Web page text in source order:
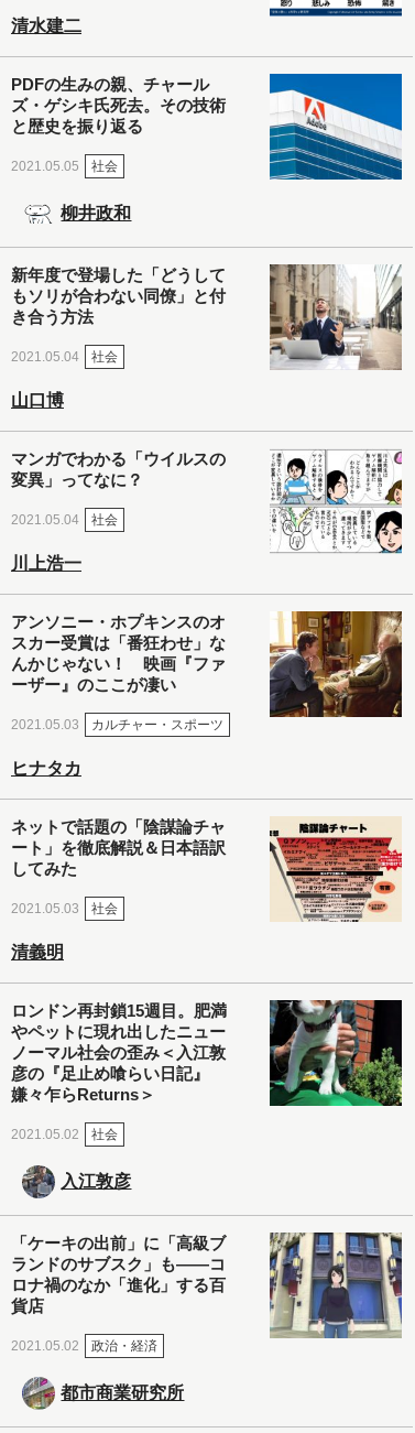
清水建二
PDFの生みの親、チャール
ズ・ゲシキ氏死去。その技術
と歴史を振り返る
2021.05.05 社会
柳井政和
新年度で登場した「どうして
もソリが合わない同僚」と付
き合う方法
2021.05.04 社会
山口博
マンガでわかる「ウイルスの
変異」ってなに？
2021.05.04 社会
川上浩一
アンソニー・ホプキンスのオ
スカー受賞は「番狂わせ」な
んかじゃない！ 映画『ファ
ーザー』のここが凄い
2021.05.03 カルチャー・スポーツ
ヒナタカ
ネットで話題の「陰謀論チャ
ート」を徹底解説＆日本語訳
してみた
2021.05.03 社会
清義明
ロンドン再封鎖15週目。肥満
やペットに現れ出したニュー
ノーマル社会の歪み＜入江敦
彦の『足止め喰らい日記』
嫌々乍らReturns＞
2021.05.02 社会
入江敦彦
「ケーキの出前」に「高級ブ
ランドのサブスク」も――コ
ロナ禍のなか「進化」する百
貨店
2021.05.02 政治・経済
都市商業研究所